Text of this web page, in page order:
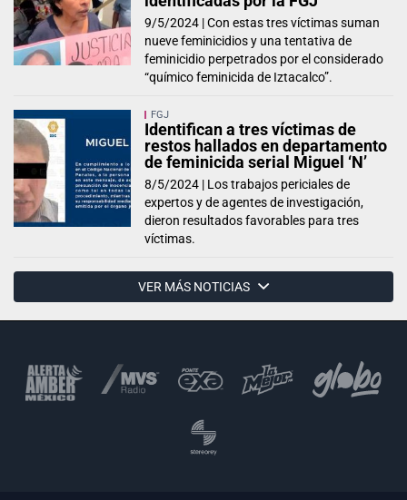
9/5/2024 |Con estas tres víctimas suman
nueve feminicidios y una tentativa de
feminicidio perpetrados por el considerado
“químico feminicida de Iztacalco”.
FGJ
Identifican a tres víctimas de
restos hallados en departamento
de feminicida serial Miguel ‘N’
8/5/2024 | Los trabajos periciales de
expertos y de agentes de investigación,
dieron resultados favorables para tres
víctimas.
VER MÁS NOTICIAS